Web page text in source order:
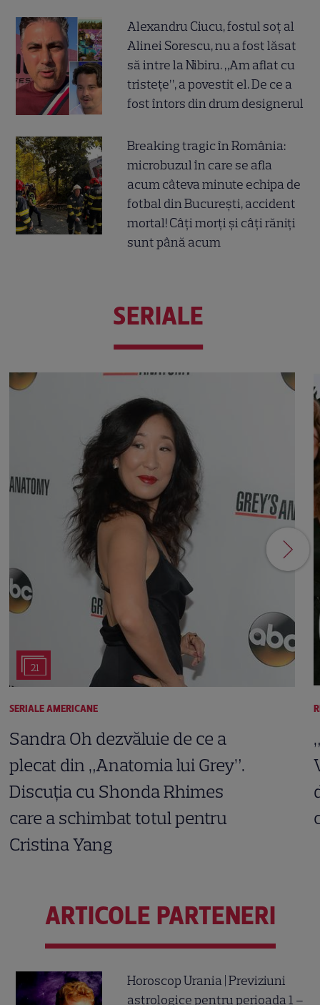
Alexandru Ciucu, fostul soț al
Alinei Sorescu, nu a fost lăsat
să intre la Nibiru. „Am aflat cu
tristețe”, a povestit el. De ce a
fost întors din drum designerul
Breaking tragic în România:
microbuzul în care se afla
acum câteva minute echipa de
fotbal din București, accident
mortal! Câți morți și câți răniți
sunt până acum
SERIALE
21
SERIALE AMERICANE
Sandra Oh dezvăluie de ce a
plecat din „Anatomia lui Grey”.
Discuția cu Shonda Rhimes
care a schimbat totul pentru
Cristina Yang
ARTICOLE PARTENERI
Horoscop Urania | Previziuni
astrologice pentru perioada 1 –